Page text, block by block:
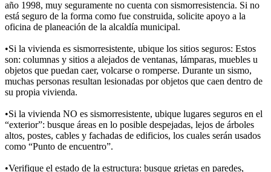
año 1998, muy seguramente no cuenta con sismorresistencia. Si no
está seguro de la forma como fue construida, solicite apoyo a la
oficina de planeación de la alcaldía municipal.
•Si la vivienda es sismorresistente, ubique los sitios seguros: Estos
son: columnas y sitios a alejados de ventanas, lámparas, muebles u
objetos que puedan caer, volcarse o romperse. Durante un sismo,
muchas personas resultan lesionadas por objetos que caen dentro de
su propia vivienda.
•Si la vivienda NO es sismorresistente, ubique lugares seguros en el
“exterior”: busque áreas en lo posible despejadas, lejos de árboles
altos, postes, cables y fachadas de edificios, los cuales serán usados
como “Punto de encuentro”.
•Verifique el estado de la estructura: busque grietas en paredes,